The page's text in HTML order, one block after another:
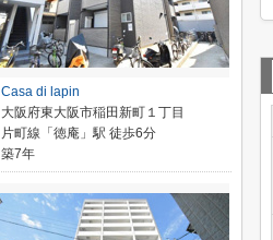
Casa di lapin
大阪府東大阪市稲田新町１丁目
片町線「徳庵」駅 徒歩6分
築7年